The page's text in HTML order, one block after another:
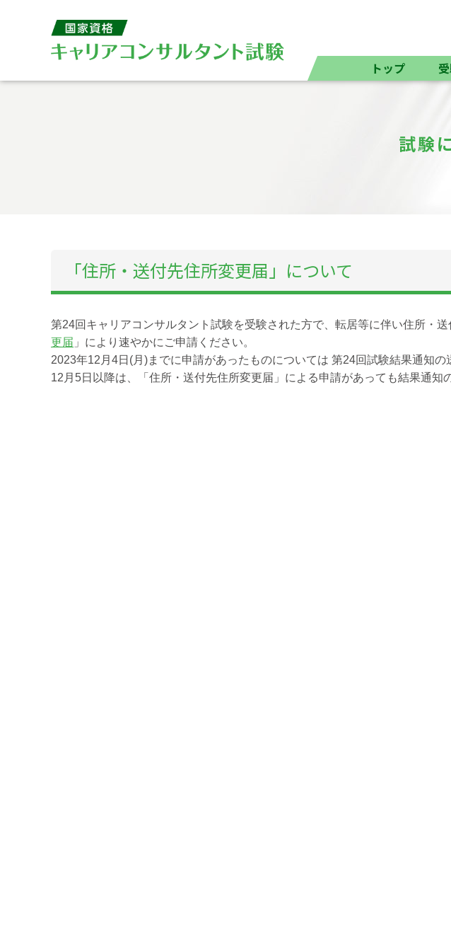
トップ
試験
「住所・送付先住所変更届」について
第24回キャリアコンサルタント試験を受験された方で、転居等に伴い住所・
更届 」により速やかにご申請ください。
2023年12月4日(月)までに申請があったものについては 第24回試験結果通知の
12月5日以降は、「住所・送付先住所変更届」による申請があっても結果通知